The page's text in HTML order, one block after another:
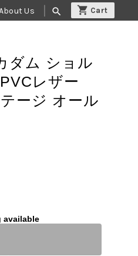
Us search
ダム ショル
レザー
ージ オール
available